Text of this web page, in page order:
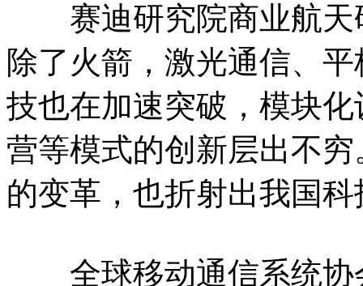
赛迪研究院商业航天
除了火箭，激光通信、
技也在加速突破，模块
营等模式的创新层出不
的变革，也折射出我国
全球移动通信系统协